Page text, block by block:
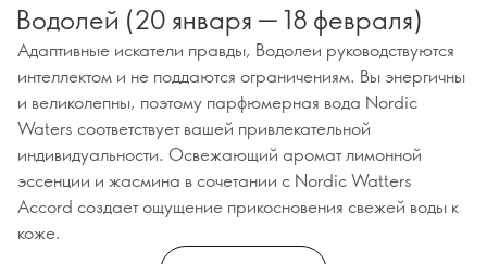
Водолей (20 января — 18 февраля)
Адаптивные искатели правды, Водолеи руководствуются
интеллектом и не поддаются ограничениям. Вы энергичны
и великолепны, поэтому парфюмерная вода Nordic
Waters соответствует вашей привлекательной
индивидуальности. Освежающий аромат лимонной
эссенции и жасмина в сочетании с Nordic Watters
Accord создает ощущение прикосновения свежей воды к
коже.